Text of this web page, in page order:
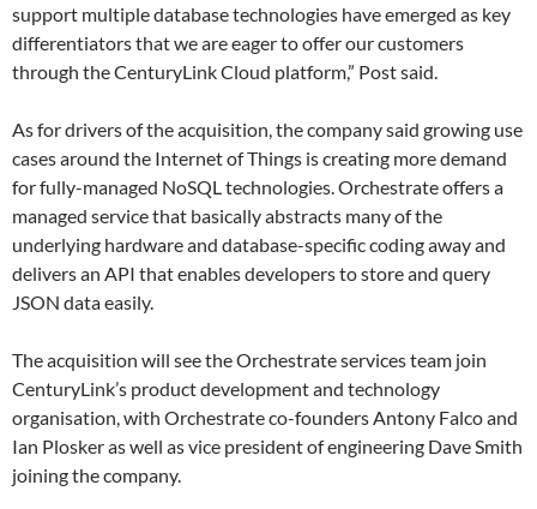
support multiple database technologies have emerged as key
differentiators that we are eager to offer our customers
through the CenturyLink Cloud platform,” Post said.
As for drivers of the acquisition, the company said growing use
cases around the Internet of Things is creating more demand
for fully-managed NoSQL technologies. Orchestrate offers a
managed service that basically abstracts many of the
underlying hardware and database-specific coding away and
delivers an API that enables developers to store and query
JSON data easily.
The acquisition will see the Orchestrate services team join
CenturyLink’s product development and technology
organisation, with Orchestrate co-founders Antony Falco and
Ian Plosker as well as vice president of engineering Dave Smith
joining the company.